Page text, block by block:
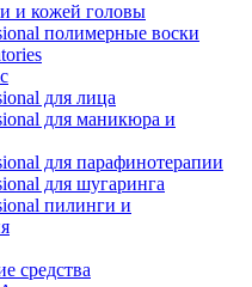
и кожей головы
полимерные воски
для лица
для маникюра и
для парафинотерапии
для шугаринга
пилинги и
средства